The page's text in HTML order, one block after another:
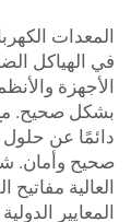
المعدات
في الهياكل
الأجهزة
بشكل صحيح. مع
دائمًا عن
صحيح وأمان.
العالية مفاتيح
المعايير